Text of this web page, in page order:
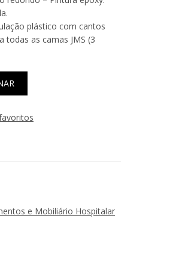
plástico com cantos
todas as camas JMS (3
e Mobiliário Hospitalar